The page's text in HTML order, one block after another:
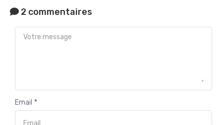
2 commentaires
Email *